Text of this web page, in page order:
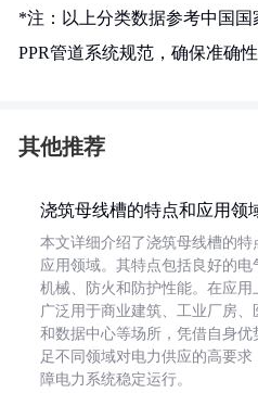
*注：以上分类数据参考中国
PPR管道系统规范，确保准确
其他推荐
浇筑母线槽的特点和应用领
本文详细介绍了浇筑母线槽的特
应用领域。其特点包括良好的电
机械、防火和防护性能。在应用
广泛用于商业建筑、工业厂房、
和数据中心等场所，凭借自身优
足不同领域对电力供应的高要求
障电力系统稳定运行。